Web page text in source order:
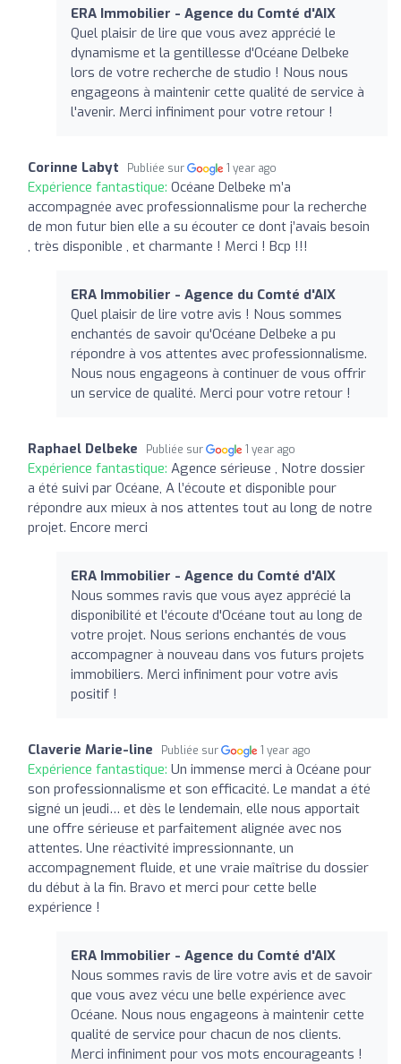
ERA Immobilier - Agence du Comté d'AIX
Quel plaisir de lire que vous avez apprécié le
dynamisme et la gentillesse d'Océane Delbeke
lors de votre recherche de studio ! Nous nous
engageons à maintenir cette qualité de service à
l'avenir. Merci infiniment pour votre retour !
Corinne Labyt Publiée sur 1 year ago
Expérience fantastique: Océane Delbeke m’a
accompagnée avec professionnalisme pour la recherche
de mon futur bien elle a su écouter ce dont j’avais besoin
, très disponible , et charmante ! Merci ! Bcp !!!
ERA Immobilier - Agence du Comté d'AIX
Quel plaisir de lire votre avis ! Nous sommes
enchantés de savoir qu'Océane Delbeke a pu
répondre à vos attentes avec professionnalisme.
Nous nous engageons à continuer de vous offrir
un service de qualité. Merci pour votre retour !
Raphael Delbeke Publiée sur 1 year ago
Expérience fantastique: Agence sérieuse , Notre dossier
a été suivi par Océane, A l’écoute et disponible pour
répondre aux mieux à nos attentes tout au long de notre
projet. Encore merci
ERA Immobilier - Agence du Comté d'AIX
Nous sommes ravis que vous ayez apprécié la
disponibilité et l'écoute d'Océane tout au long de
votre projet. Nous serions enchantés de vous
accompagner à nouveau dans vos futurs projets
immobiliers. Merci infiniment pour votre avis
positif !
Claverie Marie-line Publiée sur 1 year ago
Expérience fantastique: Un immense merci à Océane pour
son professionnalisme et son efficacité. Le mandat a été
signé un jeudi… et dès le lendemain, elle nous apportait
une offre sérieuse et parfaitement alignée avec nos
attentes. Une réactivité impressionnante, un
accompagnement fluide, et une vraie maîtrise du dossier
du début à la fin. Bravo et merci pour cette belle
expérience !
ERA Immobilier - Agence du Comté d'AIX
Nous sommes ravis de lire votre avis et de savoir
que vous avez vécu une belle expérience avec
Océane. Nous nous engageons à maintenir cette
qualité de service pour chacun de nos clients.
Merci infiniment pour vos mots encourageants !